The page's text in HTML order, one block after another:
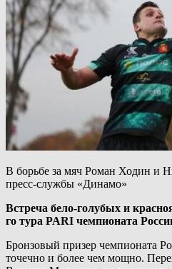
В борьбе за мяч Роман Ходин и
пресс-службы «Динамо»
Встреча бело-голубых и
го тура PARI чемпионата
Бронзовый призер чемпионата
точечно и более чем мощно.